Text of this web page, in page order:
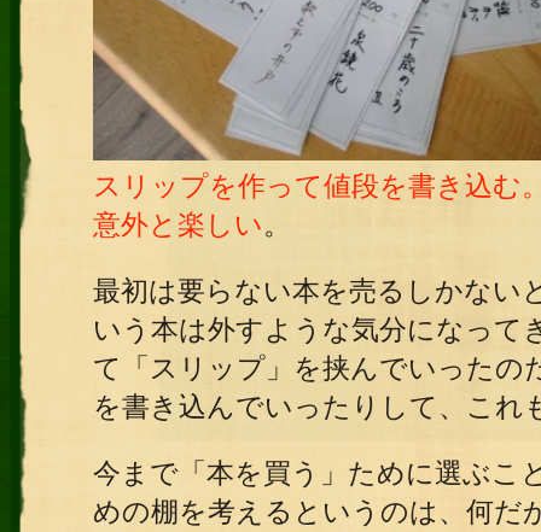
スリップを作って値段を書き込む
意外と楽しい。
最初は要らない本を売るしかない
いう本は外すような気分になって
て「スリップ」を挟んでいったの
を書き込んでいったりして、これ
今まで「本を買う」ために選ぶこ
めの棚を考えるというのは、何だ